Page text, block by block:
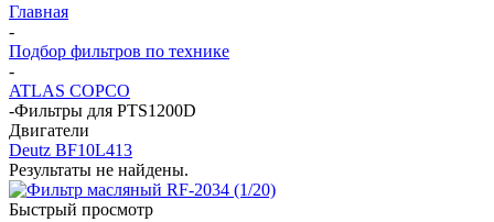
Главная
-
Подбор фильтров по технике
-
ATLAS COPCO
-Фильтры для PTS1200D
Двигатели
Deutz BF10L413
Результаты не найдены.
Быстрый просмотр